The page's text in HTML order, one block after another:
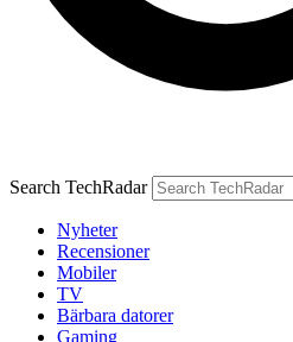
Search TechRadar
Nyheter
Recensioner
Mobiler
TV
Bärbara datorer
Gaming